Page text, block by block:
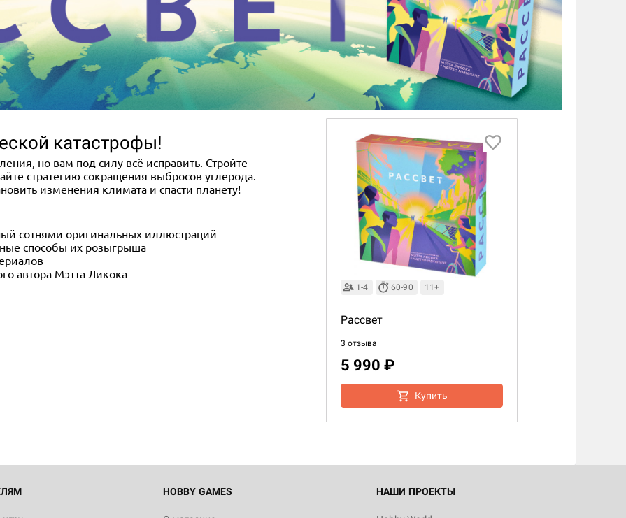
катастрофы!
но вам под силу всё исправить. Стройте
стратегию сокращения выбросов углерода.
изменения климата и спасти планету!
сотнями оригинальных иллюстраций
способы их розыгрыша
автора Мэтта Ликока
1-4 60-90 11+
Рассвет
3 отзыва
5 990 ₽
Купить
HOBBY GAMES НАШИ ПРОЕКТЫ
Настольная игра Hobby World Монстры
Белая смерть
12 990